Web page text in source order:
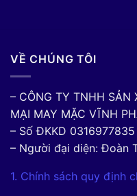
VỀ CHÚNG TÔI
– CÔNG TY TNHH SẢN
MẠI MAY MẶC VĨNH
– Số ĐKKD 0316977835
– Người đại diện: Đoàn
1. Chính sách quy định